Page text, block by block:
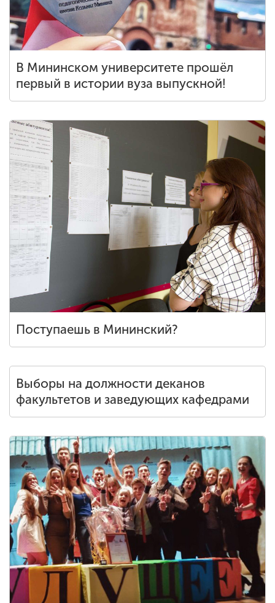
В Мининском университете прошёл
первый в истории вуза выпускной!
Поступаешь в Мининский?
Выборы на должности деканов
факультетов и заведующих кафедрами